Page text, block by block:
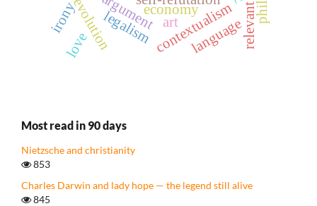
contextualism
revolution economy
legalism
irony language
love
art
Most read in 90 days
Nietzsche and christianity
853
Charles Darwin and lady hope — the legend still alive
845